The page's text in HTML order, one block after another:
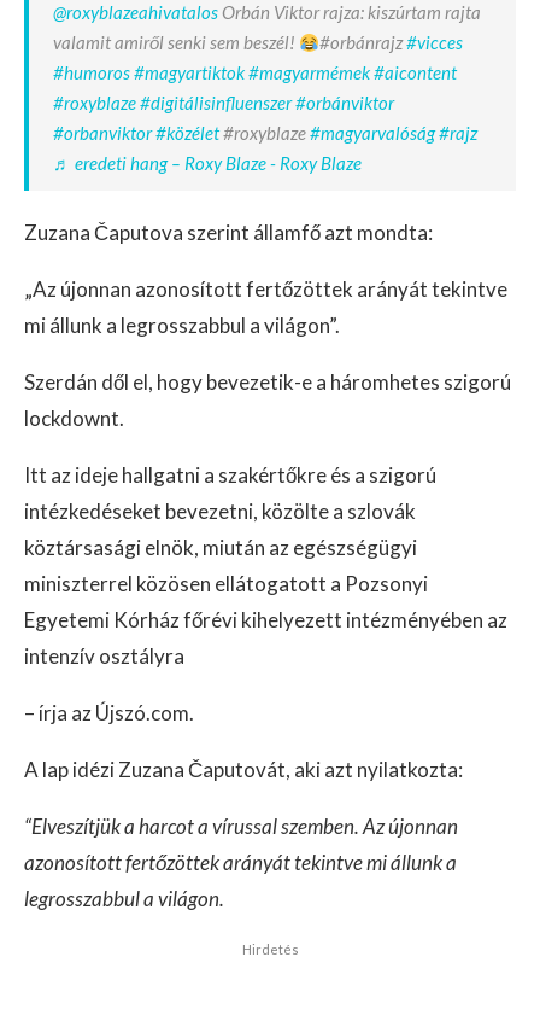
@roxyblazeahivatalosOrbán Viktor rajza: kiszúrtam rajta
valamit amiről senki sem beszél!
#orbánrajz#vicces
#humoros#magyartiktok#magyarmémek#aicontent
#roxyblaze#digitálisinfluenszer#orbánviktor
#orbanviktor#közélet#roxyblaze#magyarvalóság#rajz
♬ eredeti hang – Roxy Blaze - Roxy Blaze
Zuzana Čaputova szerint államfő azt mondta:
„Az újonnan azonosított fertőzöttek arányát tekintve
mi állunk a legrosszabbul a világon”.
Szerdán dől el, hogy bevezetik-e a háromhetes szigorú
lockdownt.
Itt az ideje hallgatni a szakértőkre és a szigorú
intézkedéseket bevezetni, közölte a szlovák
köztársasági elnök, miután az egészségügyi
miniszterrel közösen ellátogatott a Pozsonyi
Egyetemi Kórház főrévi kihelyezett intézményében az
intenzív osztályra
– írja az Újszó.com.
A lap idézi Zuzana Čaputovát, aki azt nyilatkozta:
“Elveszítjük a harcot a vírussal szemben. Az újonnan
azonosított fertőzöttek arányát tekintve mi állunk a
legrosszabbul a világon.
Hirdetés